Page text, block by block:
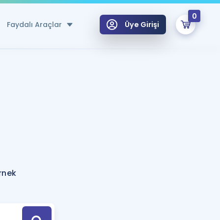
Faydalı Araçlar
Hesaplama Aracı
için Öneriler
Tek Takvimde
Üye Girişi
0